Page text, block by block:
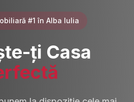
#1 în Alba Iulia
ți Casa